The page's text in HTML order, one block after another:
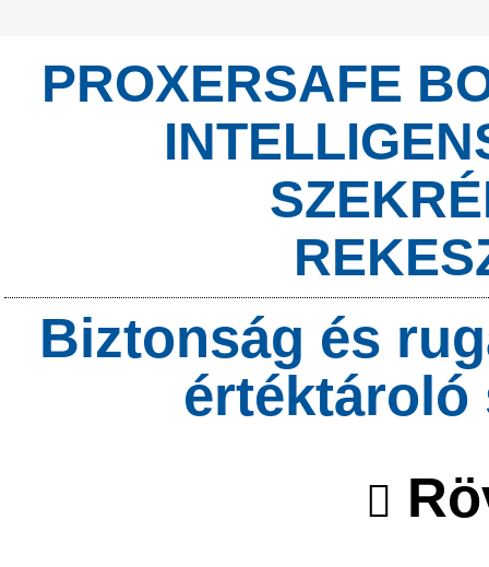
PROXERSAFE
Biztonság és
értéktároló